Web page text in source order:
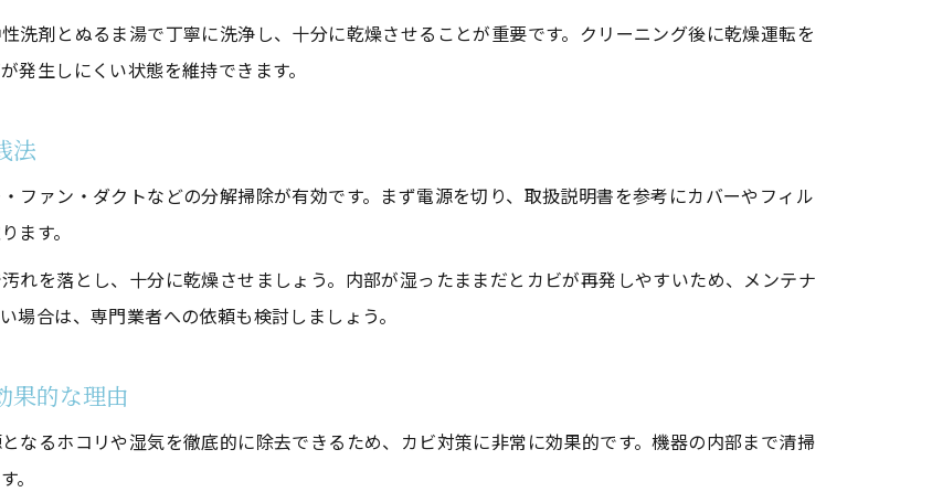
クリーニングで湿気とニオイを一掃
燥機クリーニングで湿気のこもりを防ぐ方法
燥機クリーニングで換気との併用効果を高める
オイが気になる初夏におすすめのクリーニング法
燥機クリーニングで気になるニオイの原因を除去
衣類乾燥機クリーニング習慣づくり
燥機クリーニングの習慣化でカビ再発を予防
燥機クリーニングのプロ依頼と自分での使い分け方
める浴室衣類乾燥機クリーニング計画
い浴室衣類乾燥機クリーニングの管理術
洗剤とぬるま湯で丁寧に洗浄し、十分に乾燥させることが重要です。クリーニング後に乾燥運転を
生しにくい状態を維持できます。
法
ファン・ダクトなどの分解掃除が有効です。まず電源を切り、取扱説明書を参考にカバーやフィル
ます。
れを落とし、十分に乾燥させましょう。内部が湿ったままだとカビが再発しやすいため、メンテナ
合は、専門業者への依頼も検討しましょう。
果的な理由
なるホコリや湿気を徹底的に除去できるため、カビ対策に非常に効果的です。機器の内部まで清掃
。